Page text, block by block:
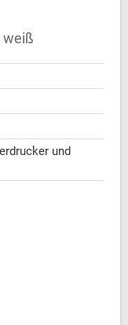
weiß
und